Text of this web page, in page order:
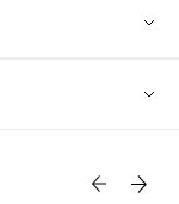
Den er designet
vejer højest 15